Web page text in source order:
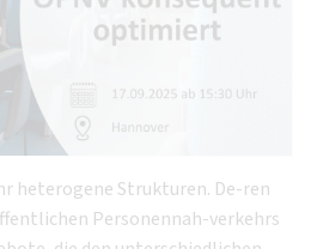
heterogene Strukturen. De-ren
Personennah-verkehrs